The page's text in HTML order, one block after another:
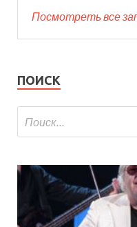
Посмотреть все
ПОИСК